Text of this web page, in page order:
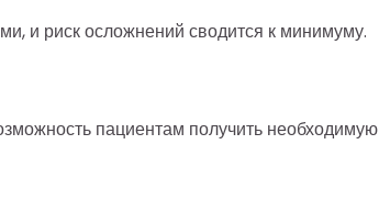
и риск осложнений сводится к минимуму.
пациентам получить необходимую